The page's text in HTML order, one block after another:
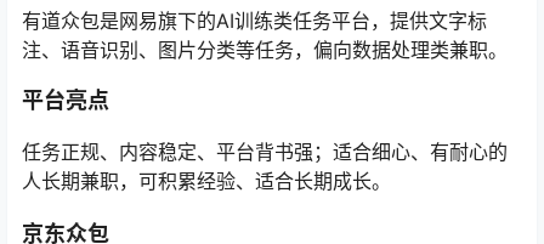
有道众包是网易旗下的AI训练类任务平台，提供文字标
注、语音识别、图片分类等任务，偏向数据处理类兼职。
平台亮点
任务正规、内容稳定、平台背书强；适合细心、有耐心的
人长期兼职，可积累经验、适合长期成长。
京东众包